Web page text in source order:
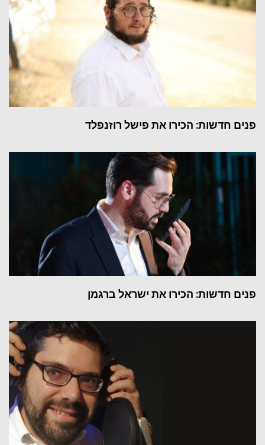
פנים חדשות: הכירו את פישל רוזנפלד
פנים חדשות: הכירו את ישראל ברגמן